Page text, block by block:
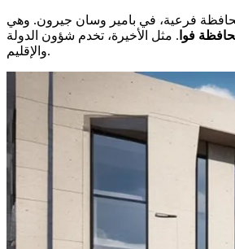
أرييج على 2 محافظة فرعية، في بامير وسان جيرون. وهي
فوا . مثل الأخيرة، تخدم شؤون الدولة
والإقليم.